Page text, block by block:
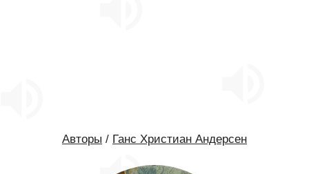
Авторы / Ганс Христиан Андерсен